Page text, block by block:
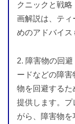
クニックと戦
画解説は、ティ
めのアドバイス
2. 障害物の回
ードなどの障
物を回避するた
提供します。プ
がら、障害物を